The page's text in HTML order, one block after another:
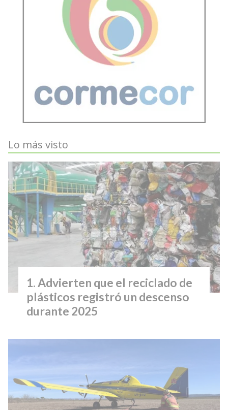
Lo más visto
Advierten que el reciclado de
plásticos registró un descenso
durante 2025